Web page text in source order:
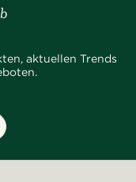
aktuellen Trends